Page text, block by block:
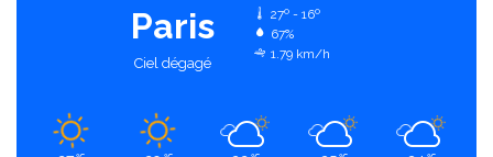
Paris
Ciel dégagé
27º - 16º
67%
1.79 km/h